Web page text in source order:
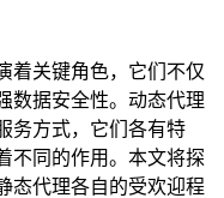
着关键角色，它们不仅
数据安全性。动态代理
务方式，它们各有特
不同的作用。本文将探
态代理各自的受欢迎程